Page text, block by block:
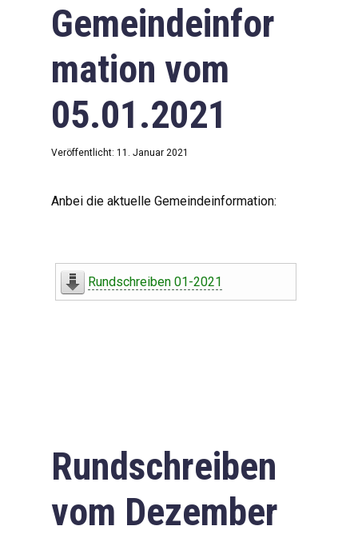
Gemeindeinfor
mation vom
05.01.2021
Veröffentlicht: 11. Januar 2021
Anbei die aktuelle Gemeindeinformation:
Rundschreiben 01-2021
Rundschreiben
vom Dezember